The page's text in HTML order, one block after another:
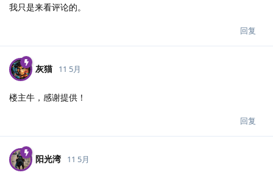
我只是来看评论的。
回复
灰猫 11 5月
楼主牛，感谢提供！
回复
阳光湾 11 5月